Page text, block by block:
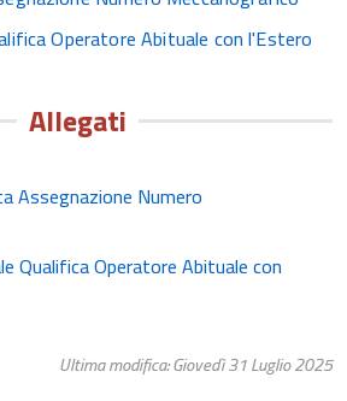
Operatore Abituale con l'Estero
Allegati
Assegnazione Numero
Qualifica Operatore Abituale con
Ultima modifica: Giovedì 31 Luglio 2025